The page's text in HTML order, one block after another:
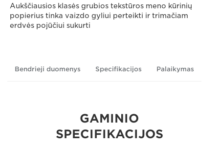
Aukščiausios klasės grubios tekstūros meno kūrinių
popierius tinka vaizdo gyliui perteikti ir trimačiam
erdvės pojūčiui sukurti
Bendrieji duomenys Specifikacijos Palaikymas
GAMINIO
SPECIFIKACIJOS